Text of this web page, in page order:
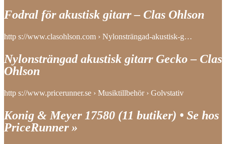
Fodral för akustisk gitarr – Clas Ohlson
http s://www.clasohlson.com › Nylonsträngad-akustisk-g…
Nylonsträngad akustisk gitarr Gecko – Clas
Ohlson
http s://www.pricerunner.se › Musiktillbehör › Golvstativ
Konig & Meyer 17580 (11 butiker) • Se hos
PriceRunner »